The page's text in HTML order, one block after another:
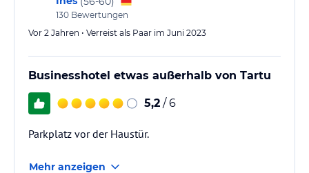
130 Bewertungen
Vor 2 Jahren • Verreist als Paar im Juni 2023
Businesshotel etwas außerhalb von Tartu
5,2 / 6
Parkplatz vor der Haustür.
Mehr anzeigen